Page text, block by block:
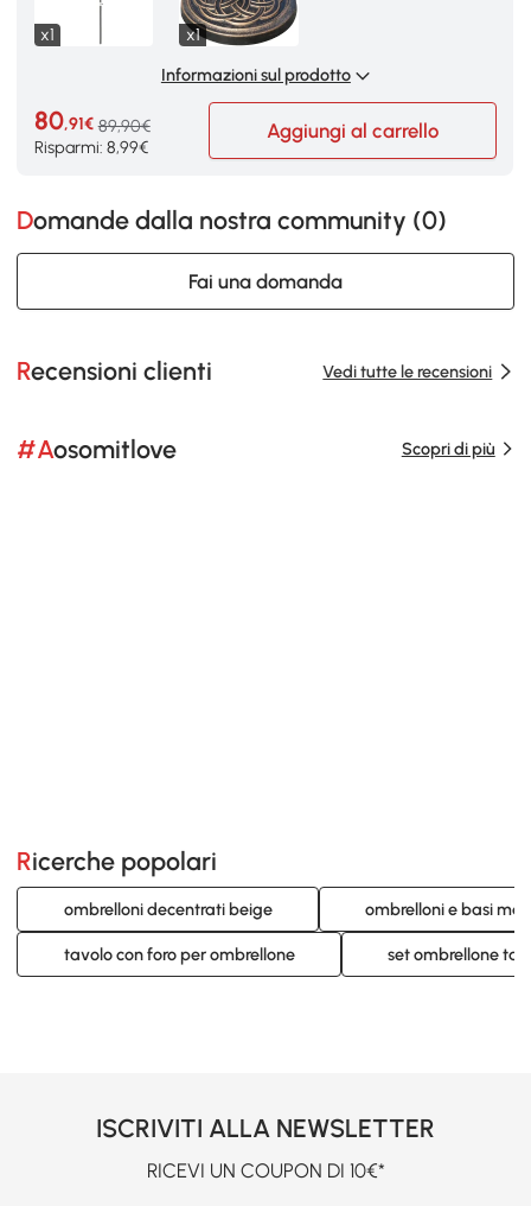
x1
x1
Informazioni sul prodotto
80,91€ 89,90€
Risparmi: 8,99€
Aggiungi al carrello
Domande dalla nostra community (0)
Fai una domanda
Recensioni clienti Vedi tutte le recensioni
#Aosomitlove Scopri di più
Ricerche popolari
ombrelloni decentrati beige ombrelloni e basi
tavolo con foro per ombrellone set ombrellone
ISCRIVITI ALLA NEWSLETTER
RICEVI UN COUPON DI 10€*